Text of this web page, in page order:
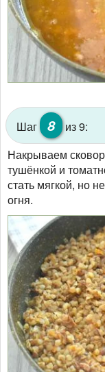
Шаг 8
из 9:
Накрываем
тушёнкой и
стать мягкой, но
огня.